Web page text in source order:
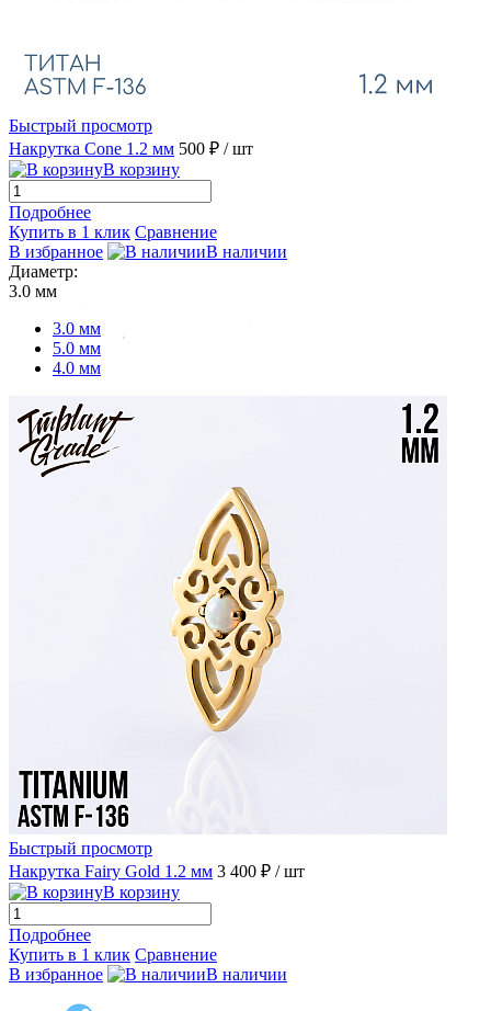
Быстрый просмотр
Накрутка Cone 1.2 мм 500 ₽ / шт
В корзину
Подробнее
Купить в 1 клик Сравнение
В избранное
В наличии
Диаметр:
3.0 мм
3.0 мм
5.0 мм
4.0 мм
Быстрый просмотр
Накрутка Fairy Gold 1.2 мм 3 400 ₽ / шт
В корзину
Подробнее
Купить в 1 клик Сравнение
В избранное
В наличии